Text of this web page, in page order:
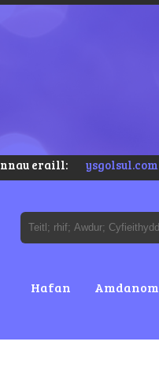
eraill: ysgolsul.com
Hafan Amdanom